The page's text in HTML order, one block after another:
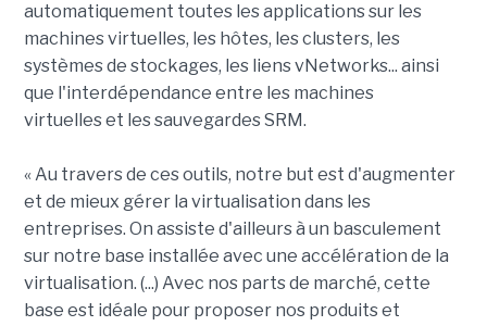
automatiquement toutes les applications sur les
machines virtuelles, les hôtes, les clusters, les
systèmes de stockages, les liens vNetworks... ainsi
que l'interdépendance entre les machines
virtuelles et les sauvegardes SRM.
« Au travers de ces outils, notre but est d'augmenter
et de mieux gérer la virtualisation dans les
entreprises. On assiste d'ailleurs à un basculement
sur notre base installée avec une accélération de la
virtualisation. (...) Avec nos parts de marché, cette
base est idéale pour proposer nos produits et